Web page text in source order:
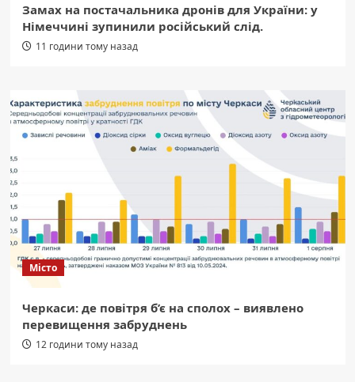
Замах на постачальника дронів для України: у
Німеччині зупинили російський слід.
11 години тому назад
Місто
Черкаси: де повітря б’є на сполох – виявлено
перевищення забруднень
12 години тому назад